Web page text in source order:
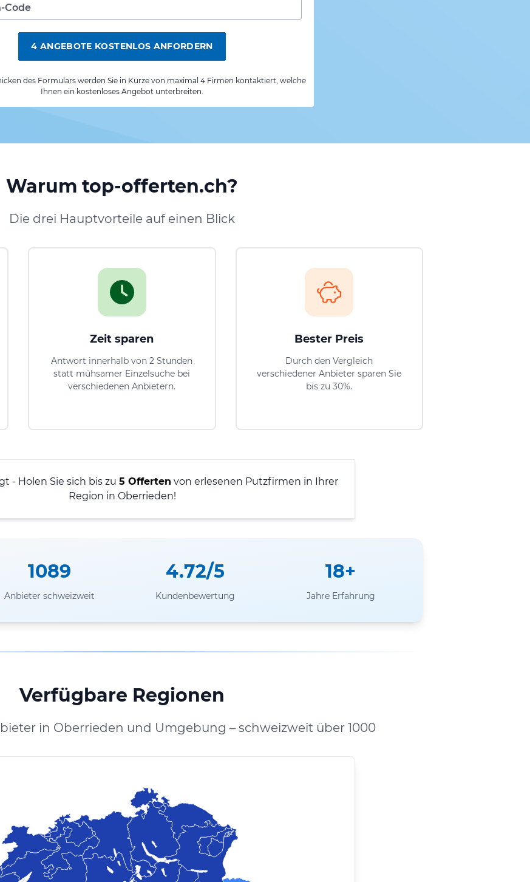
4 ANGEBOTE KOSTENLOS ANFORDERN
des Formulars werden Sie in Kürze von maximal 4 Firmen kontaktiert, welche
Ihnen ein kostenloses Angebot unterbreiten.
Warum top-offerten.ch?
Die drei Hauptvorteile auf einen Blick
Zeit sparen
Antwort innerhalb von 2 Stunden
statt mühsamer Einzelsuche bei
verschiedenen Anbietern.
Bester Preis
Durch den Vergleich
verschiedener Anbieter sparen Sie
bis zu 30%.
- Holen Sie sich bis zu 5 Offerten von erlesenen Putzfirmen in Ihrer
Region in Oberrieden!
1089
Anbieter schweizweit
4.72/5
Kundenbewertung
18+
Jahre Erfahrung
Verfügbare Regionen
in Oberrieden und Umgebung – schweizweit über 1000